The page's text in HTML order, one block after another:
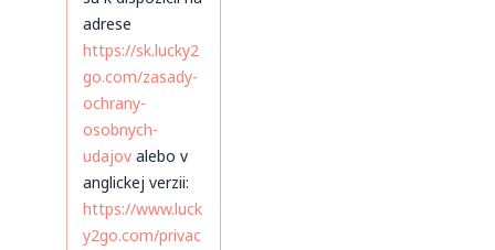
adrese
https://sk.lucky2
go.com/zasady-
ochrany-
osobnych-
udajov alebo v
anglickej verzii:
https://www.luck
y2go.com/privac